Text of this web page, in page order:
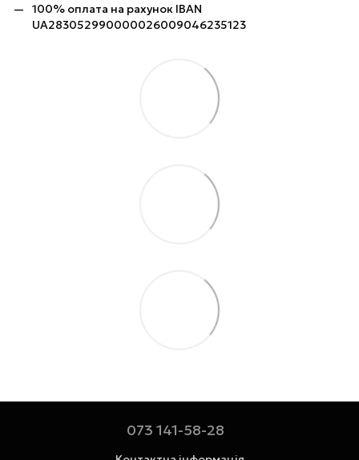
100% оплата на рахунок IBAN
UA283052990000026009046235123
073 141-58-28